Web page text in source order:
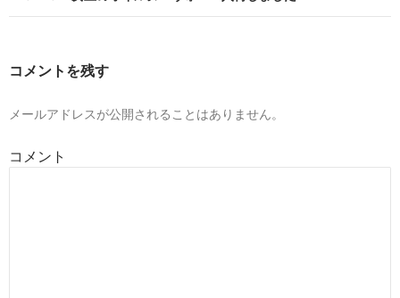
ゲ
ー
ョ
ン
コメントを残す
メールアドレスが公開されることはありません。
コメント